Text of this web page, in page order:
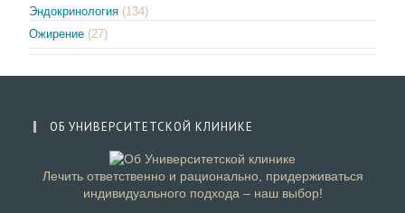
Эндокринология (134)
Ожирение (27)
ОБ УНИВЕРСИТЕТСКОЙ КЛИНИКЕ
Лечить ответственно и рационально, придерживаться
индивидуального подхода – наш выбор!